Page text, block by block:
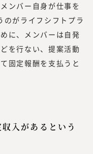
ンバー自身が仕事を
のがライフシフトプラ
に、メンバーは自発
を行ない、提案活動
固定報酬を支払うと
入があるという